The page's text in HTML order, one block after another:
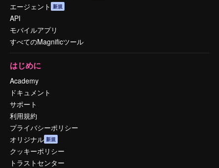
エージェント 新規
API
モバイルアプリ
すべてのMagnificツール
はじめに
Academy
ドキュメント
サポート
利用規約
プライバシーポリシー
オリジナル 新規
クッキーポリシー
トラストセンター